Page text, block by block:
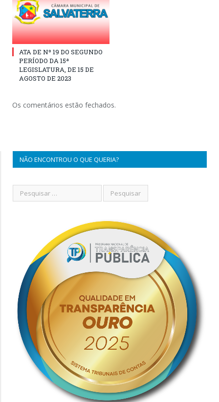
ATA DE Nº 19 DO SEGUNDO
PERÍODO DA 15ª
LEGISLATURA, DE 15 DE
AGOSTO DE 2023
Os comentários estão fechados.
NÃO ENCONTROU O QUE QUERIA?